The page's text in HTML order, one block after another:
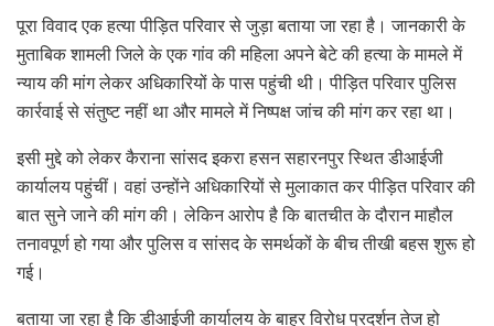
पूरा विवाद एक हत्या पीड़ित परिवार से जुड़ा बताया जा रहा है। जानकारी के
मुताबिक शामली जिले के एक गांव की महिला अपने बेटे की हत्या के मामले में
न्याय की मांग लेकर अधिकारियों के पास पहुंची थी। पीड़ित परिवार पुलिस
कार्रवाई से संतुष्ट नहीं था और मामले में निष्पक्ष जांच की मांग कर रहा था।
इसी मुद्दे को लेकर कैराना सांसद इकरा हसन सहारनपुर स्थित डीआईजी
कार्यालय पहुंचीं। वहां उन्होंने अधिकारियों से मुलाकात कर पीड़ित परिवार की
बात सुने जाने की मांग की। लेकिन आरोप है कि बातचीत के दौरान माहौल
तनावपूर्ण हो गया और पुलिस व सांसद के समर्थकों के बीच तीखी बहस शुरू हो
गई।
बताया जा रहा है कि डीआईजी कार्यालय के बाहर विरोध प्रदर्शन तेज हो